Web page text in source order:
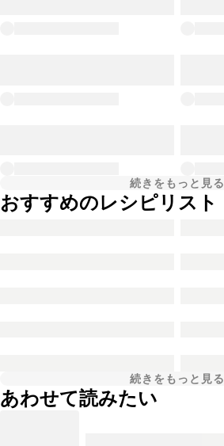
続きをもっと見る
おすすめのレシピリスト
続きをもっと見る
あわせて読みたい